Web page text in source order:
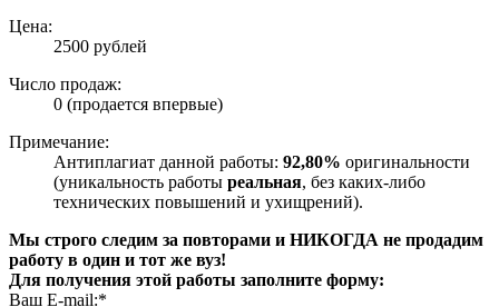
Цена:
2500 рублей
Число продаж:
0 (продается впервые)
Примечание:
Антиплагиат данной работы: 92,80% оригинальности
(уникальность работы реальная, без каких-либо
технических повышений и ухищрений).
Мы строго следим за повторами и НИКОГДА не продадим
работу в один и тот же вуз!
Для получения этой работы заполните форму:
Ваш E-mail:*